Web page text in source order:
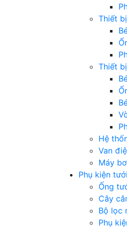
Thiết
Thiết
Hệ
Van
Máy
Phụ kiện tưới
Ống
Cây
Bộ lọc
Phụ